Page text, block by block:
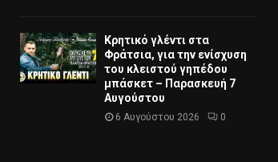
Κρητικό γλέντι στα
Φράτσια, για την ενίσχυση
του κλειστού γηπέδου
μπάσκετ – Παρασκευή 7
Αυγούστου
6 Αυγούστου 2026 0